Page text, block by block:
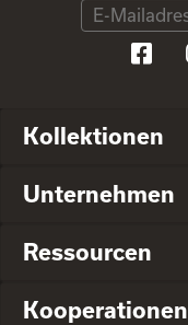
Kollektionen
Unternehmen
Ressourcen
Kooperationen